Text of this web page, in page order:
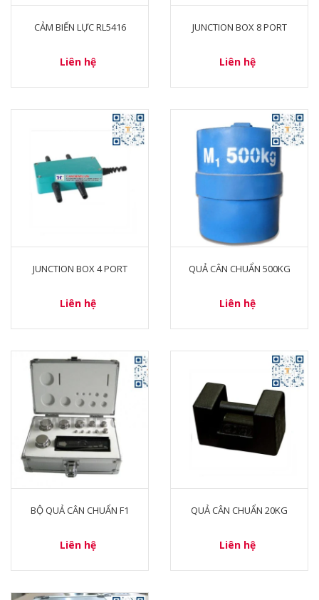
CẢM BIẾN LỰC RL5416
Liên hệ
JUNCTION BOX 8 PORT
Liên hệ
JUNCTION BOX 4 PORT
Liên hệ
QUẢ CÂN CHUẨN 500KG
Liên hệ
BỘ QUẢ CÂN CHUẨN F1
Liên hệ
QUẢ CÂN CHUẨN 20KG
Liên hệ